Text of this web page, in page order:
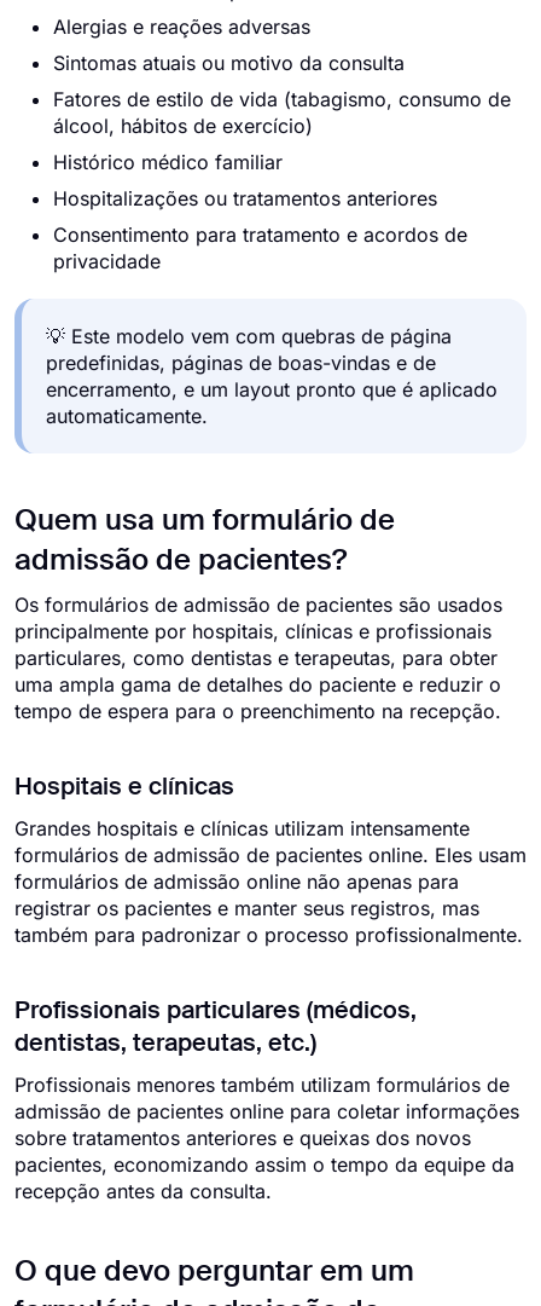
Alergias e reações adversas
Sintomas atuais ou motivo da consulta
Fatores de estilo de vida (tabagismo, consumo de
álcool, hábitos de exercício)
Histórico médico familiar
Hospitalizações ou tratamentos anteriores
Consentimento para tratamento e acordos de
privacidade
💡 Este modelo vem com quebras de página
predefinidas, páginas de boas-vindas e de
encerramento, e um layout pronto que é aplicado
automaticamente.
Quem usa um formulário de
admissão de pacientes?
Os formulários de admissão de pacientes são usados
principalmente por hospitais, clínicas e profissionais
particulares, como dentistas e terapeutas, para obter
uma ampla gama de detalhes do paciente e reduzir o
tempo de espera para o preenchimento na recepção.
Hospitais e clínicas
Grandes hospitais e clínicas utilizam intensamente
formulários de admissão de pacientes online. Eles usam
formulários de admissão online não apenas para
registrar os pacientes e manter seus registros, mas
também para padronizar o processo profissionalmente.
Profissionais particulares (médicos,
dentistas, terapeutas, etc.)
Profissionais menores também utilizam formulários de
admissão de pacientes online para coletar informações
sobre tratamentos anteriores e queixas dos novos
pacientes, economizando assim o tempo da equipe da
recepção antes da consulta.
O que devo perguntar em um